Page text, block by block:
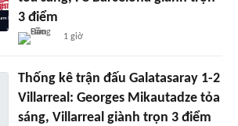
3 điểm
1 giờ
Thống kê trận đấu Galatasaray 1-2
Villarreal: Georges Mikautadze tỏa
sáng, Villarreal giành trọn 3 điểm